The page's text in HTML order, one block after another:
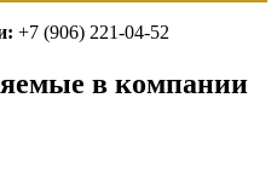
+7 (906) 221-04-52
в компании